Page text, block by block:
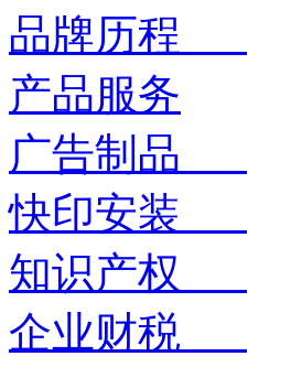
品牌历程
产品服务
广告制品
快印安装
知识产权
企业财税